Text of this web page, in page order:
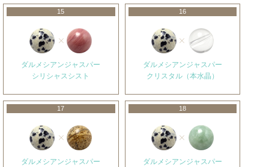
15
ダルメシアンジャスパー
シリシャスシスト
16
ダルメシアンジャスパー
クリスタル（本水晶）
17
ダルメシアンジャスパー
18
ダルメシアンジャスパー